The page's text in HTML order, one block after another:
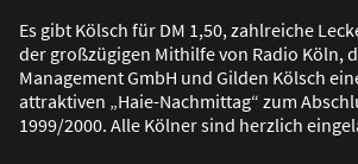
Es gibt Kölsch für DM 1,50, zahlreiche
der großzügigen Mithilfe von Radio Köln,
Management GmbH und Gilden Kölsch
attraktiven „Haie-Nachmittag“ zum
1999/2000. Alle Kölner sind herzlich